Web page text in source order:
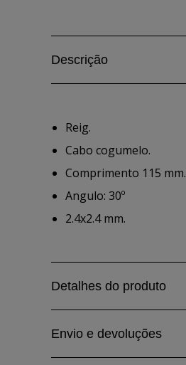
Descrição
Reig.
Cabo cogumelo.
Comprimento 115 mm.
Angulo: 30º
2.4x2.4 mm.
Detalhes do produto
Envio e devoluções